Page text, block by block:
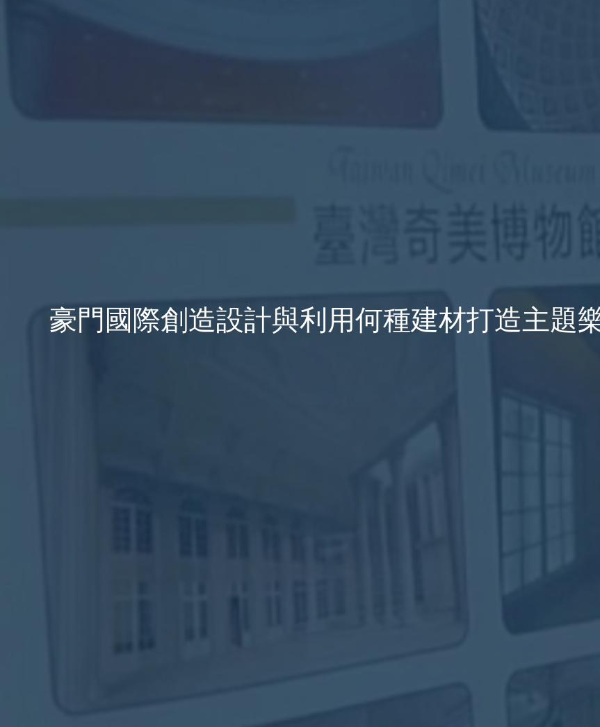
豪門國際創造設計與利用何種建材打造主題樂